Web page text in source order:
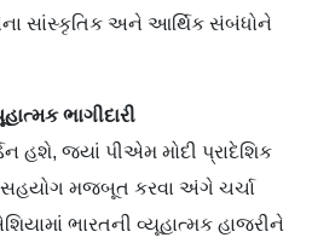
સાંસ્કૃતિક અને આર્થિક સંબંધોને
ભાગીદારી
હશે, જ્યાં પીએમ મોદી પ્રાદેશિક
મજબૂત કરવા અંગે ચર્ચા
ભારતની વ્યૂહાત્મક હાજરીને